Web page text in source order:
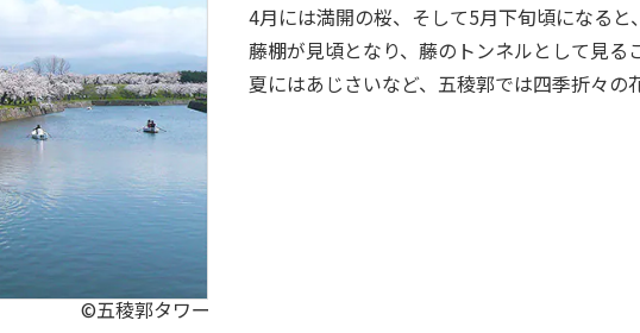
©五稜郭タワー
4月には満開の桜、そして5月下旬頃になると
藤棚が見頃となり、藤のトンネルとして見る
夏にはあじさいなど、五稜郭では四季折々の